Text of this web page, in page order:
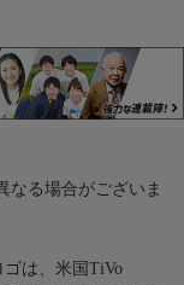
なる場合がございま
は、米国TiVo